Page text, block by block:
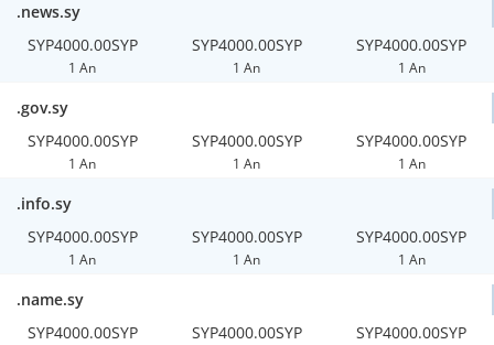
.news.sy
SYP4000.00SYP
1 An
SYP4000.00SYP
1 An
SYP4000.00SYP
1 An
.gov.sy
SYP4000.00SYP
1 An
SYP4000.00SYP
1 An
SYP4000.00SYP
1 An
.info.sy
SYP4000.00SYP
1 An
SYP4000.00SYP
1 An
SYP4000.00SYP
1 An
.name.sy
SYP4000.00SYP
SYP4000.00SYP SYP4000.00SYP